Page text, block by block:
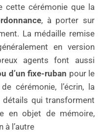
cette cérémonie que la
, à porter sur
La médaille remise
en version
agents font aussi
d’un fixe-ruban pour le
cérémonie, l’écrin, la
détails qui transforment
en objet de mémoire,
à l’autre